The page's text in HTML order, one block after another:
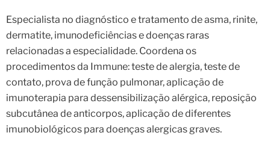
Especialista no diagnóstico e tratamento de asma, rinite,
dermatite, imunodeficiências e doenças raras
relacionadas a especialidade. Coordena os
procedimentos da Immune: teste de alergia, teste de
contato, prova de função pulmonar, aplicação de
imunoterapia para dessensibilização alérgica, reposição
subcutânea de anticorpos, aplicação de diferentes
imunobiológicos para doenças alergicas graves.